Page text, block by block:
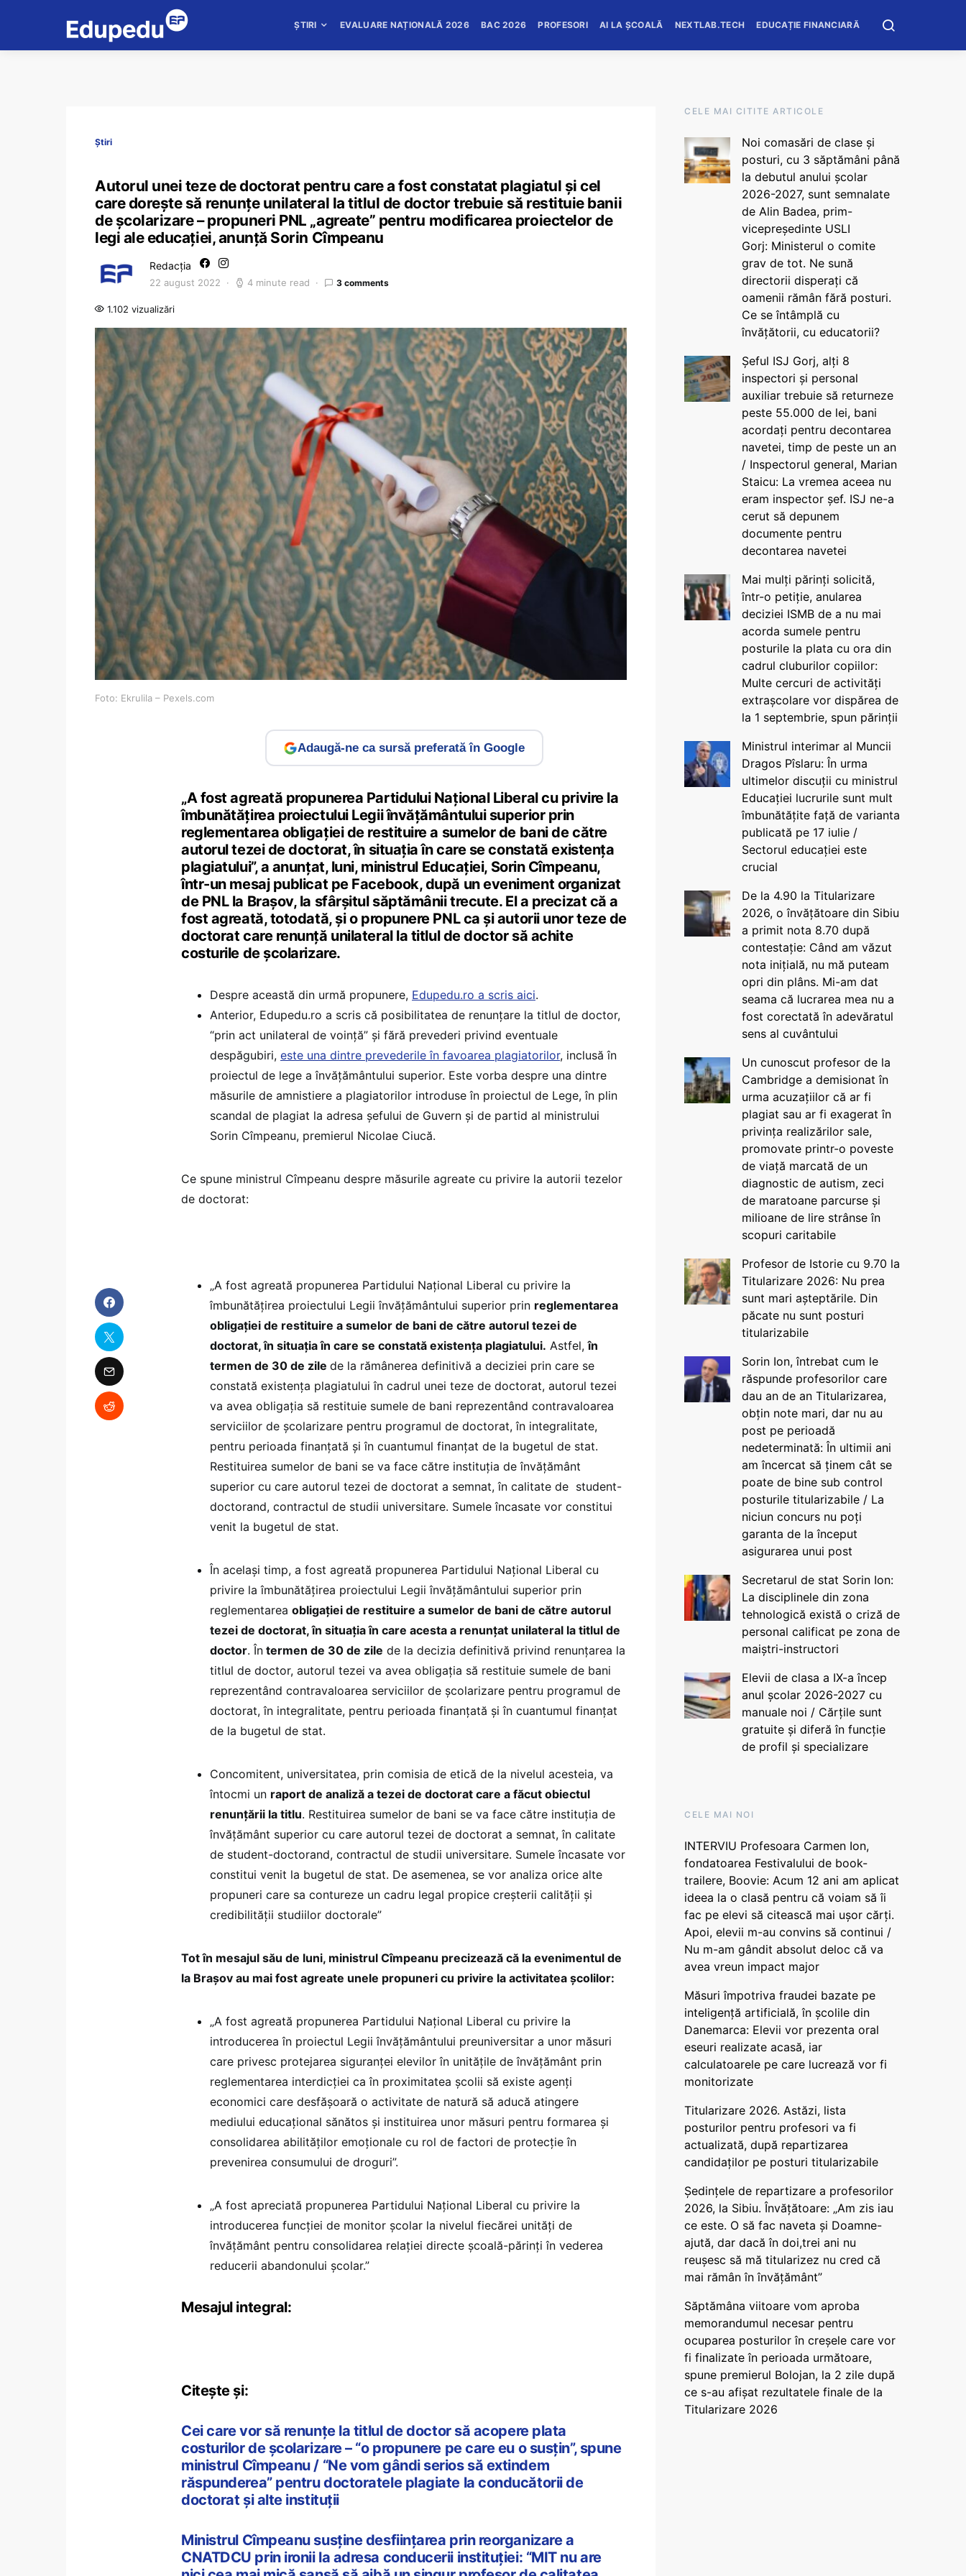
ȘTIRI EVALUARE NAȚIONALĂ 2026 BAC 2026 PROFESORI AI LA ȘCOALĂ NEXTLAB.TECH EDUCAȚIE FINANCIARĂ
Știri
Autorul unei teze de doctorat pentru care a fost constatat plagiatul și cel
care dorește să renunțe unilateral la titlul de doctor trebuie să restituie banii
de școlarizare – propuneri PNL „agreate” pentru modificarea proiectelor de
legi ale educației, anunță Sorin Cîmpeanu
Redacția
22 august 2022 4 minute read 3 comments
1.102 vizualizări
Foto: Ekrulila – Pexels.com
Adaugă-ne ca sursă preferată în Google
„A fost agreată propunerea Partidului Național Liberal cu privire la
îmbunătățirea proiectului Legii învățământului superior prin
reglementarea obligației de restituire a sumelor de bani de către
autorul tezei de doctorat, în situația în care se constată existența
plagiatului”, a anunțat, luni, ministrul Educației, Sorin Cîmpeanu,
într-un mesaj publicat pe Facebook, după un eveniment organizat
de PNL la Brașov, la sfârșitul săptămânii trecute. El a precizat că a
fost agreată, totodată, și o propunere PNL ca și autorii unor teze de
doctorat care renunță unilateral la titlul de doctor să achite
costurile de școlarizare.
Despre această din urmă propunere, Edupedu.ro a scris aici.
Anterior, Edupedu.ro a scris că posibilitatea de renunțare la titlul de doctor,
“prin act unilateral de voință” și fără prevederi privind eventuale
despăgubiri, este una dintre prevederile în favoarea plagiatorilor, inclusă în
proiectul de lege a învățământului superior. Este vorba despre una dintre
măsurile de amnistiere a plagiatorilor introduse în proiectul de Lege, în plin
scandal de plagiat la adresa șefului de Guvern și de partid al ministrului
Sorin Cîmpeanu, premierul Nicolae Ciucă.
Ce spune ministrul Cîmpeanu despre măsurile agreate cu privire la autorii tezelor
de doctorat:
„A fost agreată propunerea Partidului Național Liberal cu privire la
îmbunătățirea proiectului Legii învățământului superior prin reglementarea
obligației de restituire a sumelor de bani de către autorul tezei de
doctorat, în situația în care se constată existența plagiatului. Astfel,în
termen de 30 de zile de la rămânerea definitivă a deciziei prin care se
constată existența plagiatului în cadrul unei teze de doctorat, autorul tezei
va avea obligația să restituie sumele de bani reprezentând contravaloarea
serviciilor de școlarizare pentru programul de doctorat, în integralitate,
pentru perioada finanțată și în cuantumul finanțat de la bugetul de stat.
Restituirea sumelor de bani se va face către instituția de învăţământ
superior cu care autorul tezei de doctorat a semnat, în calitate de student-
doctorand, contractul de studii universitare. Sumele încasate vor constitui
venit la bugetul de stat.
În același timp, a fost agreată propunerea Partidului Național Liberal cu
privire la îmbunătățirea proiectului Legii învățământului superior prin
reglementarea obligației de restituire a sumelor de bani de către autorul
tezei de doctorat, în situația în care acesta a renunțat unilateral la titlul de
doctor. În termen de 30 de zile de la decizia definitivă privind renunțarea la
titlul de doctor, autorul tezei va avea obligația să restituie sumele de bani
reprezentând contravaloarea serviciilor de școlarizare pentru programul de
doctorat, în integralitate, pentru perioada finanțată și în cuantumul finanțat
de la bugetul de stat.
Concomitent, universitatea, prin comisia de etică de la nivelul acesteia, va
întocmi un raport de analiză a tezei de doctorat care a făcut obiectul
renunțării la titlu. Restituirea sumelor de bani se va face către instituția de
învăţământ superior cu care autorul tezei de doctorat a semnat, în calitate
de student-doctorand, contractul de studii universitare. Sumele încasate vor
constitui venit la bugetul de stat. De asemenea, se vor analiza orice alte
propuneri care sa contureze un cadru legal propice creșterii calității și
credibilității studiilor doctorale”
Tot în mesajul său de luni, ministrul Cîmpeanu precizează că la evenimentul de
la Brașov au mai fost agreate unele propuneri cu privire la activitatea școlilor:
„A fost agreată propunerea Partidului Național Liberal cu privire la
introducerea în proiectul Legii învățământului preuniversitar a unor măsuri
care privesc protejarea siguranței elevilor în unitățile de învățământ prin
reglementarea interdicției ca în proximitatea școlii să existe agenți
economici care desfășoară o activitate de natură să aducă atingere
mediului educațional sănătos și instituirea unor măsuri pentru formarea şi
consolidarea abilităţilor emoţionale cu rol de factori de protecţie în
prevenirea consumului de droguri”.
„A fost apreciată propunerea Partidului Național Liberal cu privire la
introducerea funcției de monitor școlar la nivelul fiecărei unități de
învățământ pentru consolidarea relației directe școală-părinți în vederea
reducerii abandonului școlar.”
Mesajul integral:
Citește și:
Cei care vor să renunțe la titlul de doctor să acopere plata
costurilor de școlarizare – “o propunere pe care eu o susțin”, spune
ministrul Cîmpeanu / “Ne vom gândi serios să extindem
răspunderea” pentru doctoratele plagiate la conducătorii de
doctorat și alte instituții
Ministrul Cîmpeanu susține desființarea prin reorganizare a
CNATDCU prin ironii la adresa conducerii instituției: “MIT nu are
CELE MAI CITITE ARTICOLE
Noi comasări de clase și
posturi, cu 3 săptămâni până
la debutul anului școlar
2026-2027, sunt semnalate
de Alin Badea, prim-
vicepreședinte USLI
Gorj: Ministerul o comite
grav de tot. Ne sună
directorii disperați că
oamenii rămân fără posturi.
Ce se întâmplă cu
învățătorii, cu educatorii?
Șeful ISJ Gorj, alți 8
inspectori și personal
auxiliar trebuie să returneze
peste 55.000 de lei, bani
acordați pentru decontarea
navetei, timp de peste un an
/ Inspectorul general, Marian
Staicu: La vremea aceea nu
eram inspector șef. ISJ ne-a
cerut să depunem
documente pentru
decontarea navetei
Mai mulți părinți solicită,
într-o petiție, anularea
deciziei ISMB de a nu mai
acorda sumele pentru
posturile la plata cu ora din
cadrul cluburilor copiilor:
Multe cercuri de activități
extrașcolare vor dispărea de
la 1 septembrie, spun părinții
Ministrul interimar al Muncii
Dragos Pîslaru: În urma
ultimelor discuții cu ministrul
Educației lucrurile sunt mult
îmbunătățite față de varianta
publicată pe 17 iulie /
Sectorul educației este
crucial
De la 4.90 la Titularizare
2026, o învățătoare din Sibiu
a primit nota 8.70 după
contestație: Când am văzut
nota inițială, nu mă puteam
opri din plâns. Mi-am dat
seama că lucrarea mea nu a
fost corectată în adevăratul
sens al cuvântului
Un cunoscut profesor de la
Cambridge a demisionat în
urma acuzațiilor că ar fi
plagiat sau ar fi exagerat în
privința realizărilor sale,
promovate printr-o poveste
de viață marcată de un
diagnostic de autism, zeci
de maratoane parcurse și
milioane de lire strânse în
scopuri caritabile
Profesor de Istorie cu 9.70 la
Titularizare 2026: Nu prea
sunt mari așteptările. Din
păcate nu sunt posturi
titularizabile
Sorin Ion, întrebat cum le
răspunde profesorilor care
dau an de an Titularizarea,
obțin note mari, dar nu au
post pe perioadă
nedeterminată: În ultimii ani
am încercat să ținem cât se
poate de bine sub control
posturile titularizabile / La
niciun concurs nu poți
garanta de la început
asigurarea unui post
Secretarul de stat Sorin Ion:
La disciplinele din zona
tehnologică există o criză de
personal calificat pe zona de
maiștri-instructori
Elevii de clasa a IX-a încep
anul școlar 2026-2027 cu
manuale noi / Cărțile sunt
gratuite și diferă în funcție
de profil și specializare
CELE MAI NOI
INTERVIU Profesoara Carmen Ion,
fondatoarea Festivalului de book-
trailere, Boovie: Acum 12 ani am aplicat
ideea la o clasă pentru că voiam să îi
fac pe elevi să citească mai ușor cărți.
Apoi, elevii m-au convins să continui /
Nu m-am gândit absolut deloc că va
avea vreun impact major
Măsuri împotriva fraudei bazate pe
inteligență artificială, în școlile din
Danemarca: Elevii vor prezenta oral
eseuri realizate acasă, iar
calculatoarele pe care lucrează vor fi
monitorizate
Titularizare 2026. Astăzi, lista
posturilor pentru profesori va fi
actualizată, după repartizarea
candidaților pe posturi titularizabile
Ședințele de repartizare a profesorilor
2026, la Sibiu. Învățătoare: „Am zis iau
ce este. O să fac naveta și Doamne-
ajută, dar dacă în doi,trei ani nu
reușesc să mă titularizez nu cred că
mai rămân în învățământ”
Săptămâna viitoare vom aproba
memorandumul necesar pentru
ocuparea posturilor în creșele care vor
fi finalizate în perioada următoare,
spune premierul Bolojan, la 2 zile după
ce s-au afișat rezultatele finale de la
Titularizare 2026